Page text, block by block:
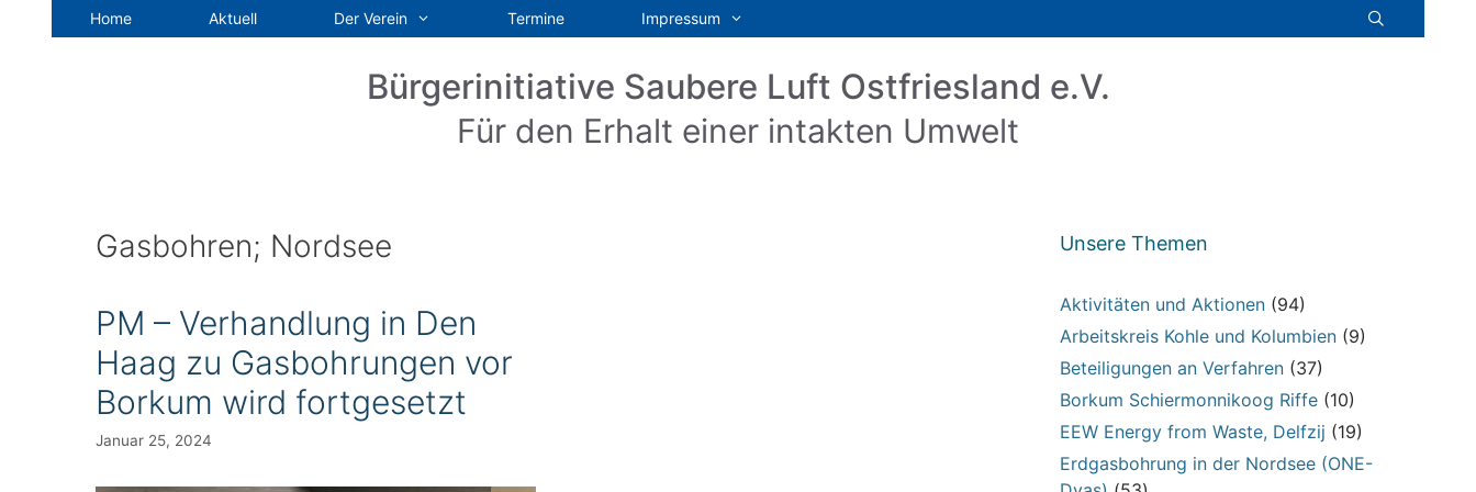
Home Aktuell Der Verein Termine Impressum
Bürgerinitiative Saubere Luft Ostfriesland e.V.
Für den Erhalt einer intakten Umwelt
Gasbohren; Nordsee
PM – Verhandlung in Den
Haag zu Gasbohrungen vor
Borkum wird fortgesetzt
Januar 25, 2024
Unsere Themen
Aktivitäten und Aktionen(94)
Arbeitskreis Kohle und Kolumbien(9)
Beteiligungen an Verfahren(37)
Borkum Schiermonnikoog Riffe(10)
EEW Energy from Waste, Delfzij (19)
Erdgasbohrung in der Nordsee (ONE-